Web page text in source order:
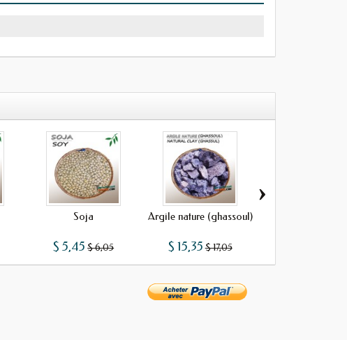
Soja
$ 5,45 $ 6,05
Argile nature (ghassoul)
$ 15,35 $ 17,05
›